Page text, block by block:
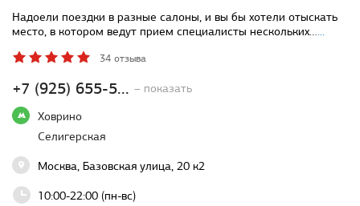
+7 (925) 655-5... – показать
Ховрино
Селигерская
Москва, Базовская улица, 20 к2
10:00-22:00 (пн-вс)
Надоели поездки в разные салоны, и вы бы хотели отыскать
место, в котором ведут прием специалисты нескольких…...
34 отзыва